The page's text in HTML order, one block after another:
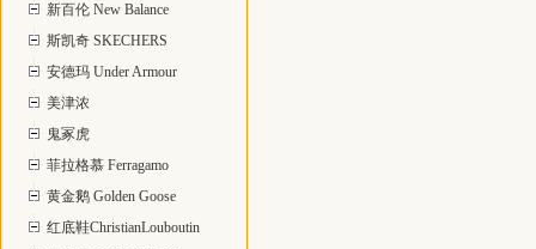
新百伦 New Balance
斯凯奇 SKECHERS
安德玛 Under Armour
美津浓
鬼冢虎
菲拉格慕 Ferragamo
黄金鹅 Golden Goose
红底鞋ChristianLouboutin